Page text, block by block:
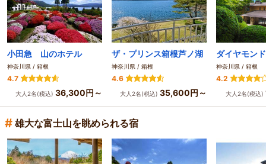
小田急 山のホテル
神奈川県 / 箱根
4.7
大人2名(税込) 36,300円～
ザ・プリンス箱根芦ノ湖
神奈川県 / 箱根
4.6
大人2名(税込) 35,600円～
神奈川県 / 箱根
4.2
大人2名(税込)
# 雄大な富士山を眺められる宿